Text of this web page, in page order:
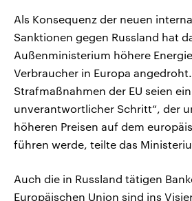
Als Konsequenz der neuen
Sanktionen gegen Russland hat
Außenministerium höhere
Verbraucher in Europa
Strafmaßnahmen der EU seien
unverantwortlicher Schritt“, der
höheren Preisen auf dem
führen werde, teilte das
Auch die in Russland tätigen
Europäischen Union sind ins